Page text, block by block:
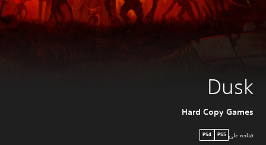
Dusk
Hard Copy Games
متاحة على PS5
PS4